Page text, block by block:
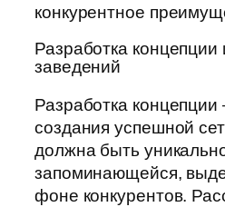
конкурентное
Разработка
заведений
Разработка концепции
создания успешной
должна быть
запоминающейся,
фоне конкурентов.